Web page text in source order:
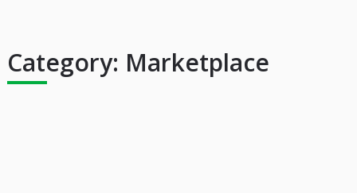
Category: Marketplace